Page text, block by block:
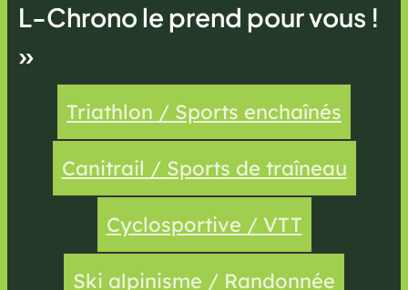
L-Chrono le prend pour vous !
»
Triathlon / Sports enchaînés
Canitrail / Sports de traîneau
Cyclosportive / VTT
Ski alpinisme / Randonnée